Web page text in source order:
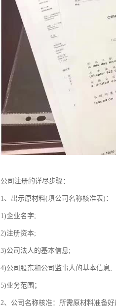
公司注册的详尽步骤：
1、出示原材料(填公司名称核准表)：
1)企业名字;
2)注册资本;
3)公司法人的基本信息;
4)公司股东和公司监事人的基本信息;
5)业务范围；
2、公司名称核准：所需原材料准备